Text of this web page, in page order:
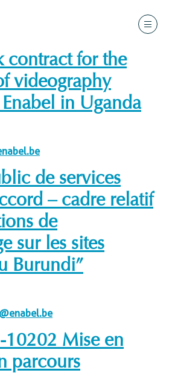
contract for the
videography
in Uganda
de services
– cadre relatif
de
sur les sites
Burundi”
Mise en
parcours